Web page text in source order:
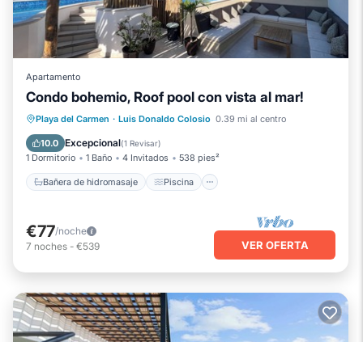
Apartamento
Condo bohemio, Roof pool con vista al mar!
Playa del Carmen · Luis Donaldo Colosio 0.39 mi al centro
10.0 Excepcional(1 Revisar)
1 Dormitorio 1 Baño 4 Invitados 538 pies²
Bañera de hidromasaje Piscina
Bañera de hidromasaje
Piscina
Cocina
Aire acondicionado
€77/noche
7 noches - €539 VER OFERTA